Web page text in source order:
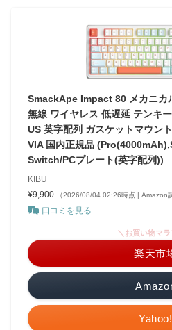
SmackApe Impact 80 メカニカ
無線 ワイヤレス 低遅延 テンキ
US 英字配列 ガスケットマウン
VIA 国内正規品
Switch/PCプレート(英字配列))
KIBU
¥9,900
（2026/08/04 02:26時点 | Amazon
口コミを見る
＼お買い物マラ
楽天市
Yahoo!